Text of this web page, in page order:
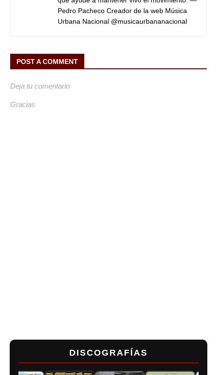
Pedro Pacheco Creador de la web Música
Urbana Nacional @musicaurbananacional
POST A COMMENT
Deja tu comentario
Gracias
DISCOGRAFÍAS